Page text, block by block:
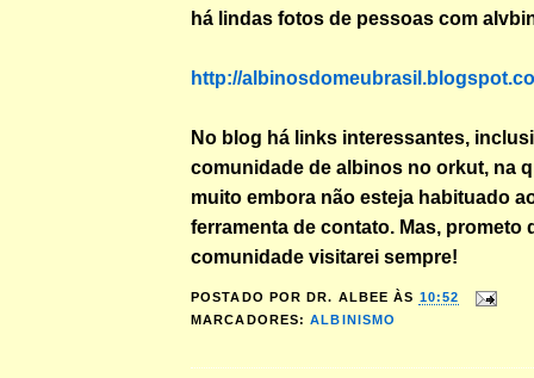
há lindas fotos de pessoas com
http://
No blog há links interessantes,
comunidade de albinos no orkut, na
muito embora não esteja habituado
ferramenta de contato. Mas, prometo
comunidade visitarei sempre!
POSTADO POR DR. ALBEE ÀS 10:52
MARCADORES:ALBINISMO